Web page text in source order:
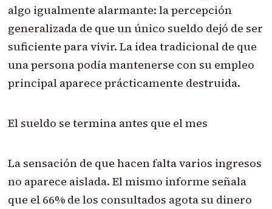
algo igualmente alarmante: la percepción
generalizada de que un único sueldo dejó de ser
suficiente para vivir. La idea tradicional de que
una persona podía mantenerse con su empleo
principal aparece prácticamente destruida.
El sueldo se termina antes que el mes
La sensación de que hacen falta varios ingresos
no aparece aislada. El mismo informe señala
que el 66% de los consultados agota su dinero